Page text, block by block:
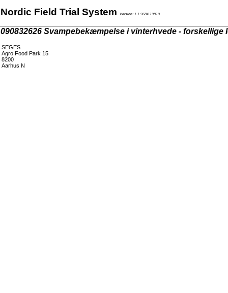
Nordic Field Trial System Version: 1.1.9684.19810
090832626 Svampebekæmpelse i vinterhvede -
SEGES
Agro Food Park 15
8200
Aarhus N